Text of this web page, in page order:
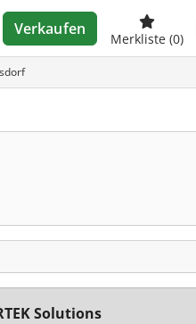
Verkaufen
Merkliste (0)
Solutions